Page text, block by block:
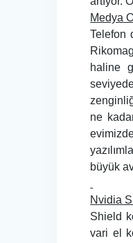
Medya
Telefon
haline
ne
büyük
Nvidia
Shield
vari el